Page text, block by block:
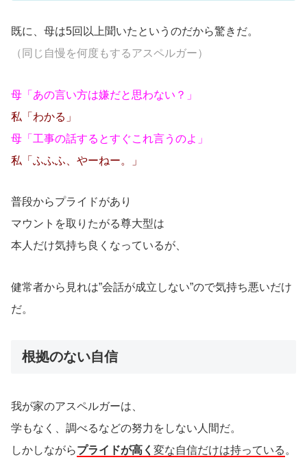
既に、母は5回以上聞いたというのだから驚きだ。
（同じ自慢を何度もするアスペルガー）
母「あの言い方は嫌だと思わない？」
私「わかる」
母「工事の話するとすぐこれ言うのよ」
私「ふふふ、やーねー。」
普段からプライドがあり
マウントを取りたがる尊大型は
本人だけ気持ち良くなっているが、
健常者から見れは”会話が成立しない”ので気持ち悪いだけ
だ。
根拠のない自信
我が家のアスペルガーは、
学もなく、調べるなどの努力をしない人間だ。
しかしながらプライドが高く 変な自信だけは持っている。